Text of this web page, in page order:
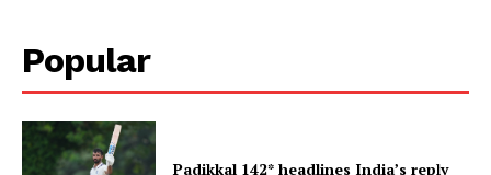
Popular
Padikkal 142* headlines India’s reply